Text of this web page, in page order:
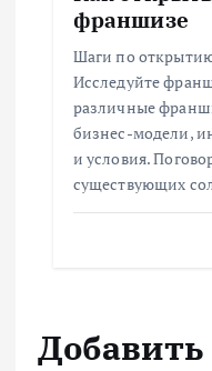
франшизе
Шаги по
Исследуйте
различные
бизнес-модели,
и условия.
существующих